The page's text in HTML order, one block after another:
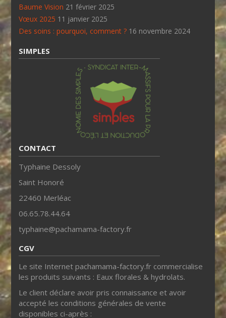
Baume Vision 21 février 2025
Vœux 2025 11 janvier 2025
Des soins : pourquoi, comment ? 16 novembre 2024
SIMPLES
CONTACT
Typhaine Dessoly
Saint Honoré
22460 Merléac
06.65.78.44.64
typhaine@pachamama-factory.fr
CGV
Le site Internet pachamama-factory.fr commercialise
les produits suivants : Eaux florales & hydrolats.
Le client déclare avoir pris connaissance et avoir
accepté les conditions générales de vente
disponibles ci-après :